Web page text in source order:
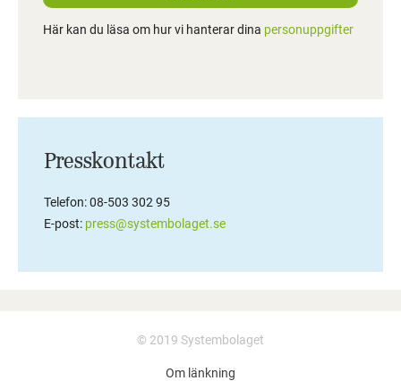
Här kan du läsa om hur vi hanterar dina personuppgifter
Presskontakt
Telefon: 08-503 302 95
E-post: press@systembolaget.se
© 2019 Systembolaget
Om länkning